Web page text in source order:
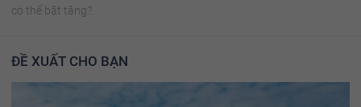
có thể bật tăng?.
ĐỀ XUẤT CHO BẠN